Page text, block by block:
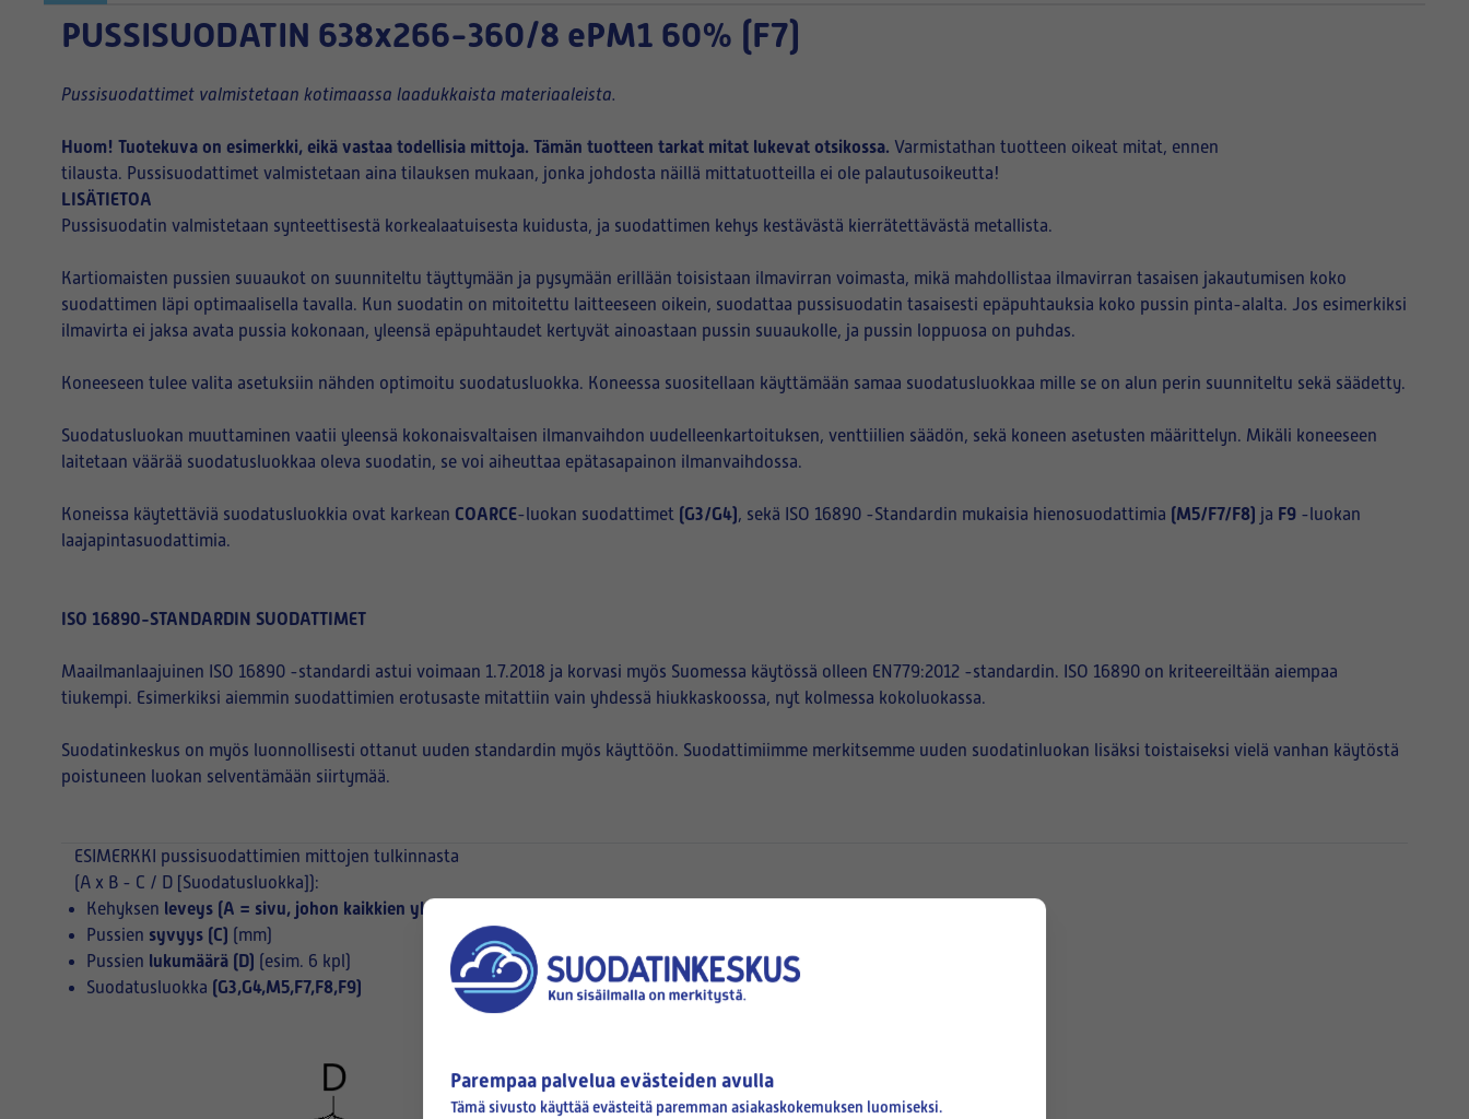
PUSSISUODATIN 638x266-360/8 ePM1 60% (F7)
Pussisuodattimet valmistetaan kotimaassa laadukkaista materiaaleista.
Huom! Tuotekuva on esimerkki, eikä vastaa todellisia mittoja. Tämän tuotteen tarkat mitat lukevat otsikossa. Varmistathan tuotteen oikeat mitat, ennen
tilausta. Pussisuodattimet valmistetaan aina tilauksen mukaan, jonka johdosta näillä mittatuotteilla ei ole palautusoikeutta!
LISÄTIETOA
Pussisuodatin valmistetaan synteettisestä korkealaatuisesta kuidusta, ja suodattimen kehys kestävästä kierrätettävästä metallista.
Kartiomaisten pussien suuaukot on suunniteltu täyttymään ja pysymään erillään toisistaan ilmavirran voimasta, mikä mahdollistaa ilmavirran tasaisen jakautumisen koko
suodattimen läpi optimaalisella tavalla. Kun suodatin on mitoitettu laitteeseen oikein, suodattaa pussisuodatin tasaisesti epäpuhtauksia koko pussin pinta-alalta. Jos esimerkiksi
ilmavirta ei jaksa avata pussia kokonaan, yleensä epäpuhtaudet kertyvät ainoastaan pussin suuaukolle, ja pussin loppuosa on puhdas.
Koneeseen tulee valita asetuksiin nähden optimoitu suodatusluokka. Koneessa suositellaan käyttämään samaa suodatusluokkaa mille se on alun perin suunniteltu sekä säädetty.
Suodatusluokan muuttaminen vaatii yleensä kokonaisvaltaisen ilmanvaihdon uudelleenkartoituksen, venttiilien säädön, sekä koneen asetusten määrittelyn. Mikäli koneeseen
laitetaan väärää suodatusluokkaa oleva suodatin, se voi aiheuttaa epätasapainon ilmanvaihdossa.
Koneissa käytettäviä suodatusluokkia ovat karkean COARCE-luokan suodattimet (G3/G4), sekä ISO 16890 -Standardin mukaisia hienosuodattimia (M5/F7/F8) ja F9 -luokan
laajapintasuodattimia.
ISO 16890-STANDARDIN SUODATTIMET
Maailmanlaajuinen ISO 16890 -standardi astui voimaan 1.7.2018 ja korvasi myös Suomessa käytössä olleen EN779:2012 -standardin. ISO 16890 on kriteereiltään aiempaa
tiukempi. Esimerkiksi aiemmin suodattimien erotusaste mitattiin vain yhdessä hiukkaskoossa, nyt kolmessa kokoluokassa.
Suodatinkeskus on myös luonnollisesti ottanut uuden standardin myös käyttöön. Suodattimiimme merkitsemme uuden suodatinluokan lisäksi toistaiseksi vielä vanhan käytöstä
poistuneen luokan selventämään siirtymää.
ESIMERKKI pussisuodattimien mittojen tulkinnasta
(A x B - C / D [Suodatusluokka]):
Kehyksen leveys (A = sivu, johon kaikkien yksittäisten
Pussien syvyys (C) (mm)
Pussien lukumäärä (D) (esim. 6 kpl)
Suodatusluokka (G3,G4,M5,F7,F8,F9)
Parempaa palvelua evästeiden avulla
Tämä sivusto käyttää evästeitä paremman asiakaskokemuksen luomiseksi.